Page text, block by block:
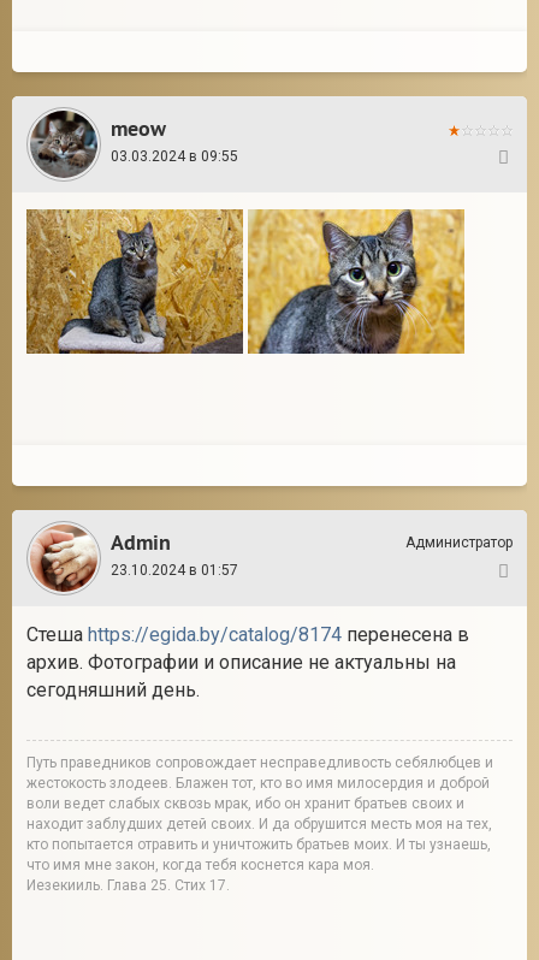
meow
03.03.2024 в 09:55
Admin
Администратор
23.10.2024 в 01:57
Стеша https://egida.by/catalog/8174 перенесена в
архив. Фотографии и описание не актуальны на
сегодняшний день.
Путь праведников сопровождает несправедливость себялюбцев и
жестокость злодеев. Блажен тот, кто во имя милосердия и доброй
воли ведет слабых сквозь мрак, ибо он хранит братьев своих и
находит заблудших детей своих. И да обрушится месть моя на тех,
кто попытается отравить и уничтожить братьев моих. И ты узнаешь,
что имя мне закон, когда тебя коснется кара моя.
Иезекииль. Глава 25. Стих 17.